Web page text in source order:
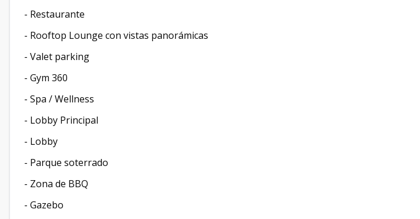
- Restaurante
- Rooftop Lounge con vistas panorámicas
- Valet parking
- Gym 360
- Spa / Wellness
- Lobby Principal
- Lobby
- Parque soterrado
- Zona de BBQ
- Gazebo